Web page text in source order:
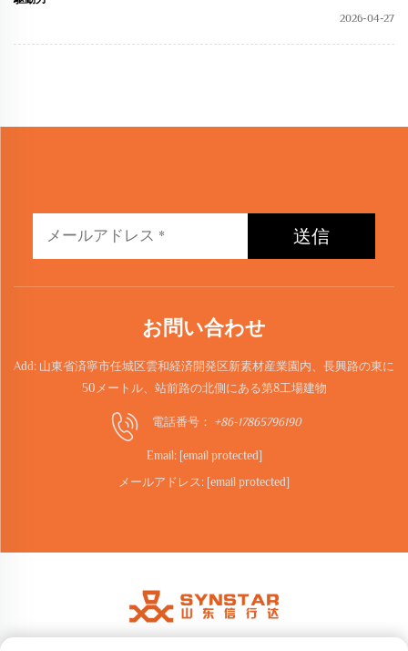
2026-04-27
送信
お問い合わせ
Add: 山東省済寧市任城区雲和経済開発区新素材産業園内、長興路の東に
50メートル、站前路の北側にある第8工場建物
電話番号： +86-17865796190
Email: [email protected]
メールアドレス: [email protected]